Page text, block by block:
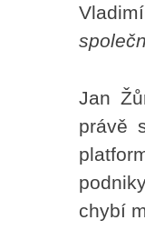
Jan
právě
chybí